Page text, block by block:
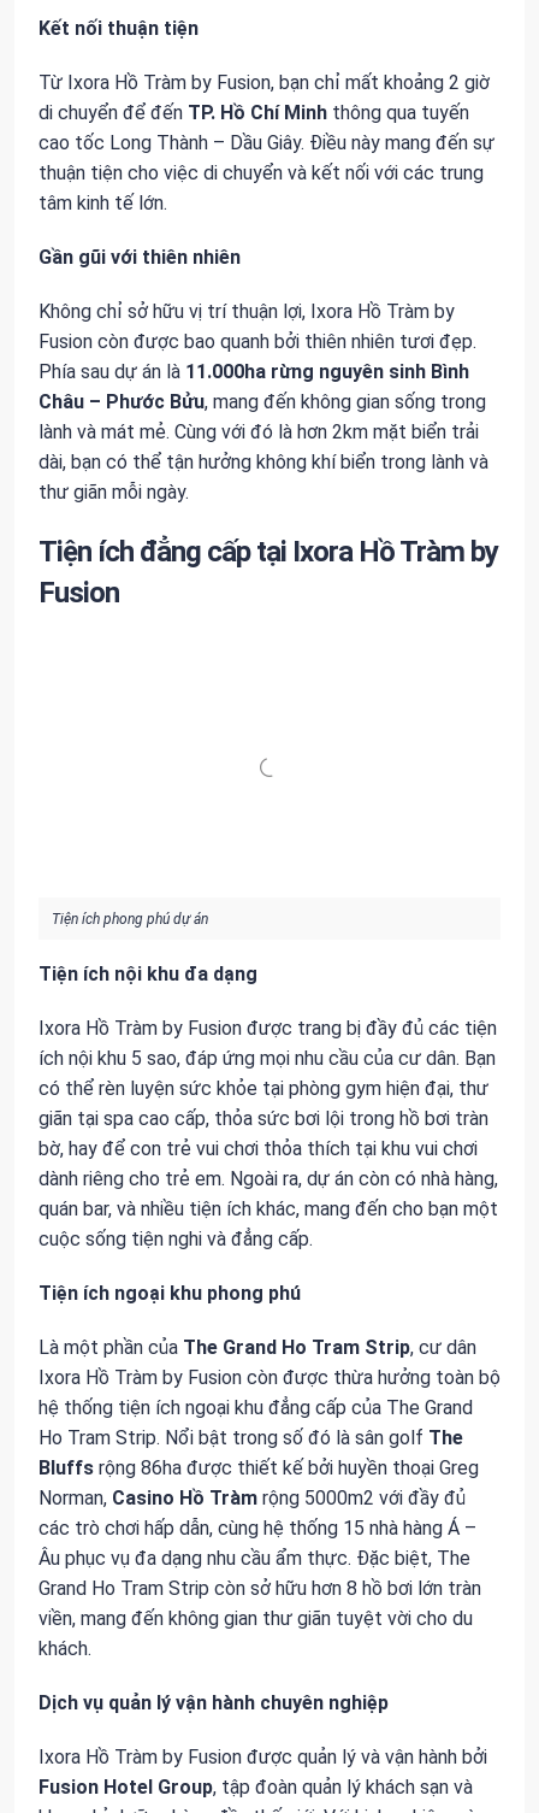
Kết nối thuận tiện
Từ Ixora Hồ Tràm by Fusion, bạn chỉ mất khoảng 2 giờ
di chuyển để đến TP. Hồ Chí Minh thông qua tuyến
cao tốc Long Thành – Dầu Giây. Điều này mang đến sự
thuận tiện cho việc di chuyển và kết nối với các trung
tâm kinh tế lớn.
Gần gũi với thiên nhiên
Không chỉ sở hữu vị trí thuận lợi, Ixora Hồ Tràm by
Fusion còn được bao quanh bởi thiên nhiên tươi đẹp.
Phía sau dự án là 11.000ha rừng nguyên sinh Bình
Châu – Phước Bửu, mang đến không gian sống trong
lành và mát mẻ. Cùng với đó là hơn 2km mặt biển trải
dài, bạn có thể tận hưởng không khí biển trong lành và
thư giãn mỗi ngày.
Tiện ích đẳng cấp tại Ixora Hồ Tràm by
Fusion
Tiện ích phong phú dự án
Tiện ích nội khu đa dạng
Ixora Hồ Tràm by Fusion được trang bị đầy đủ các tiện
ích nội khu 5 sao, đáp ứng mọi nhu cầu của cư dân. Bạn
có thể rèn luyện sức khỏe tại phòng gym hiện đại, thư
giãn tại spa cao cấp, thỏa sức bơi lội trong hồ bơi tràn
bờ, hay để con trẻ vui chơi thỏa thích tại khu vui chơi
dành riêng cho trẻ em. Ngoài ra, dự án còn có nhà hàng,
quán bar, và nhiều tiện ích khác, mang đến cho bạn một
cuộc sống tiện nghi và đẳng cấp.
Tiện ích ngoại khu phong phú
Là một phần của The Grand Ho Tram Strip, cư dân
Ixora Hồ Tràm by Fusion còn được thừa hưởng toàn bộ
hệ thống tiện ích ngoại khu đẳng cấp của The Grand
Ho Tram Strip. Nổi bật trong số đó là sân golf The
Bluffs rộng 86ha được thiết kế bởi huyền thoại Greg
Norman, Casino Hồ Tràm rộng 5000m2 với đầy đủ
các trò chơi hấp dẫn, cùng hệ thống 15 nhà hàng Á –
Âu phục vụ đa dạng nhu cầu ẩm thực. Đặc biệt, The
Grand Ho Tram Strip còn sở hữu hơn 8 hồ bơi lớn tràn
viền, mang đến không gian thư giãn tuyệt vời cho du
khách.
Dịch vụ quản lý vận hành chuyên nghiệp
Ixora Hồ Tràm by Fusion được quản lý và vận hành bởi
Fusion Hotel Group, tập đoàn quản lý khách sạn và